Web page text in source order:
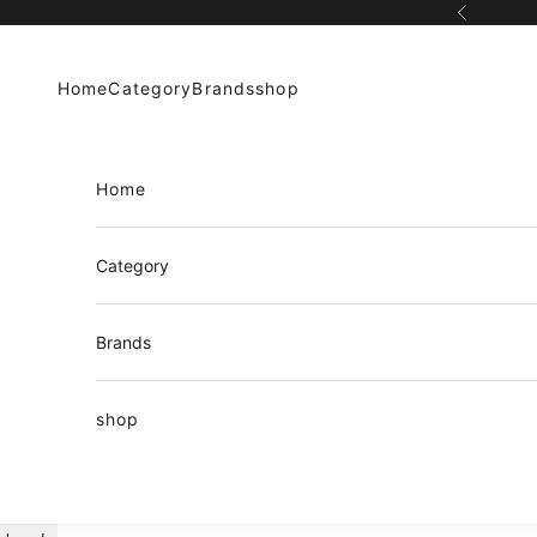
前へ
HomeCategoryBrandsshop
Home
Category
Brands
shop